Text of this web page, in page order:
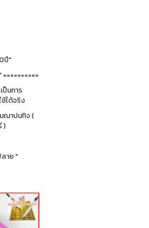
ปี"
ป็นการ
ได้จริง
นฌาปนกิจ (
)
าย "